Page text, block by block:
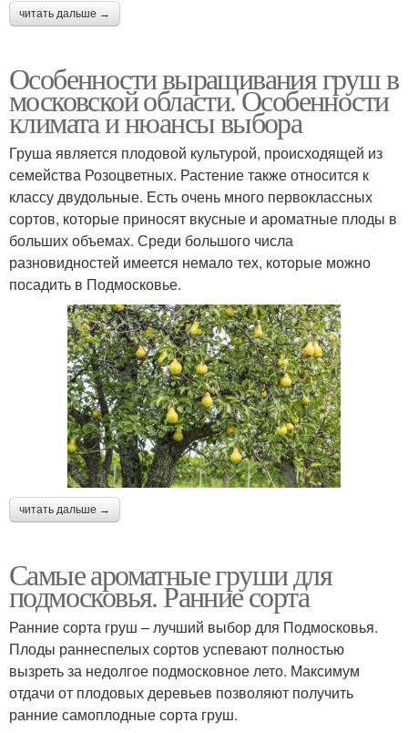
читать дальше →
Особенности выращивания груш в
московской области. Особенности
климата и нюансы выбора
Груша является плодовой культурой, происходящей из
семейства Розоцветных. Растение также относится к
классу двудольные. Есть очень много первоклассных
сортов, которые приносят вкусные и ароматные плоды в
больших объемах. Среди большого числа
разновидностей имеется немало тех, которые можно
посадить в Подмосковье.
читать дальше →
Самые ароматные груши для
подмосковья. Ранние сорта
Ранние сорта груш – лучший выбор для Подмосковья.
Плоды раннеспелых сортов успевают полностью
вызреть за недолгое подмосковное лето. Максимум
отдачи от плодовых деревьев позволяют получить
ранние самоплодные сорта груш.